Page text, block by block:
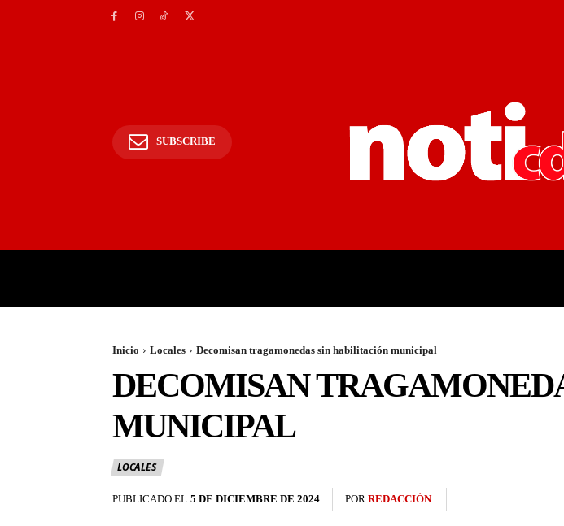
SUBSCRIBE
Inicio Locales Decomisan tragamonedas sin habilitación municipal
DECOMISAN
MUNICIPAL
LOCALES
PUBLICADO EL 5 DE DICIEMBRE DE 2024 POR REDACCIÓN